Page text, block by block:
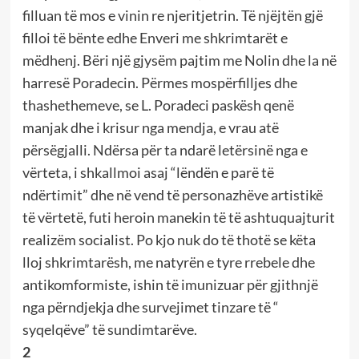
filluan të mos e vinin re njeritjetrin. Të njëjtën gjë
filloi të bënte edhe Enveri me shkrimtarët e
mëdhenj. Bëri një gjysëm pajtim me Nolin dhe la në
harresë Poradecin. Përmes mospërfilljes dhe
thashethemeve, se L. Poradeci paskësh qenë
manjak dhe i krisur nga mendja, e vrau atë
përsëgjalli. Ndërsa për ta ndarë letërsinë nga e
vërteta, i shkallmoi asaj “lëndën e parë të
ndërtimit” dhe në vend të personazhëve artistikë
të vërtetë, futi heroin manekin të të ashtuquajturit
realizëm socialist. Po kjo nuk do të thotë se këta
lloj shkrimtarësh, me natyrën e tyre rrebele dhe
antikomformiste, ishin të imunizuar për gjithnjë
nga përndjekja dhe survejimet tinzare të “
syqelqëve” të sundimtarëve.
2